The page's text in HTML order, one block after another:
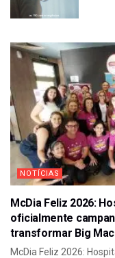
NOTÍCIAS
McDia Feliz 2026:
oficialmente
transformar Big
McDia Feliz 2026: